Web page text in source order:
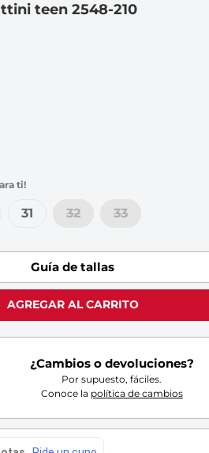
teen 2548-210
31 32 33
Guía de tallas
AGREGAR AL CARRITO
¿Cambios o devoluciones?
Por supuesto, fáciles.
Conoce la política de cambios